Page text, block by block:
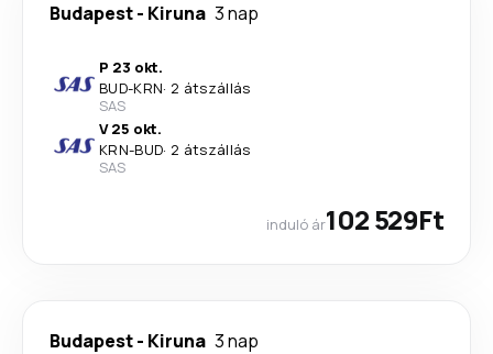
Budapest- Kiruna 3 nap
P 23 okt.
BUD-KRN· 2 átszállás
SAS
V 25 okt.
KRN-BUD· 2 átszállás
SAS
induló ár102 529Ft
Budapest- Kiruna 3 nap